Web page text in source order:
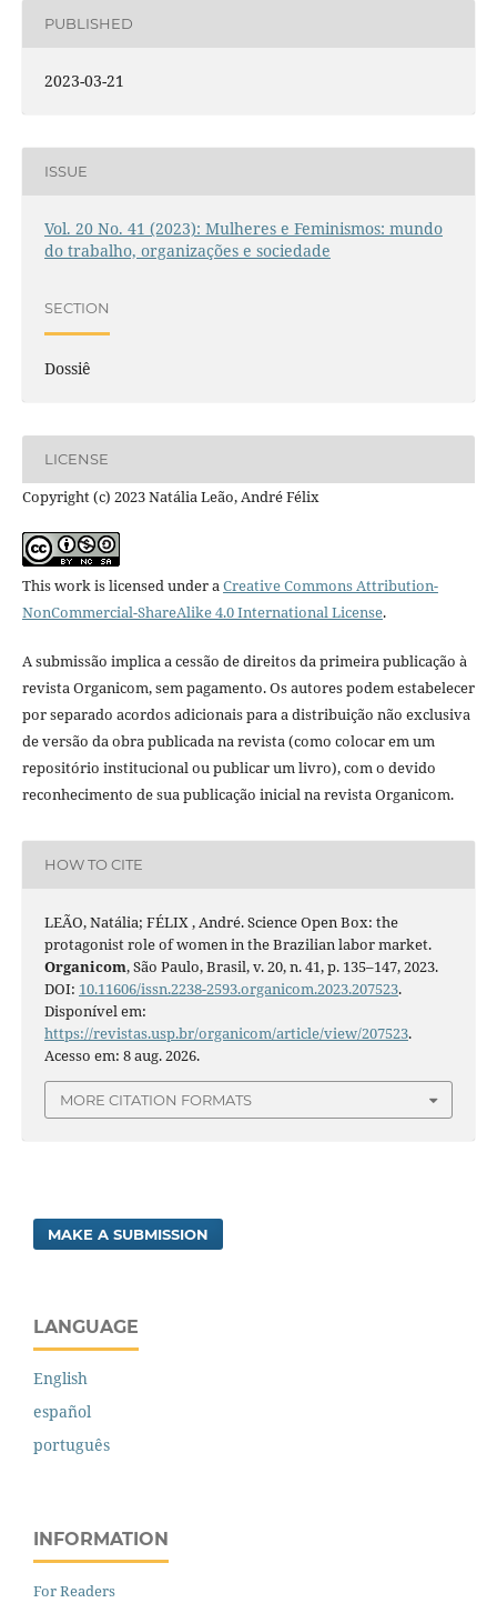
PUBLISHED
2023-03-21
ISSUE
Vol. 20 No. 41 (2023): Mulheres e Feminismos: mundo
do trabalho, organizações e sociedade
SECTION
Dossiê
LICENSE
Copyright (c) 2023 Natália Leão, André Félix
This work is licensed under aCreative Commons Attribution-
NonCommercial-ShareAlike 4.0 International License.
A submissão implica a cessão de direitos da primeira publicação à
revista Organicom, sem pagamento. Os autores podem estabelecer
por separado acordos adicionais para a distribuição não exclusiva
de versão da obra publicada na revista (como colocar em um
repositório institucional ou publicar um livro), com o devido
reconhecimento de sua publicação inicial na revista Organicom.
HOW TO CITE
LEÃO, Natália; FÉLIX , André. Science Open Box: the
protagonist role of women in the Brazilian labor market.
Organicom, São Paulo, Brasil, v. 20, n. 41, p. 135–147, 2023.
DOI: 10.11606/issn.2238-2593.organicom.2023.207523.
Disponível em:
https://revistas.usp.br/organicom/article/view/207523.
Acesso em: 8 aug. 2026.
MORE CITATION FORMATS
MAKE A SUBMISSION
LANGUAGE
English
español
português
INFORMATION
For Readers